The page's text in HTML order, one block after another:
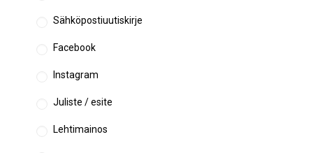
Sähköpostiuutiskirje
Facebook
Instagram
Juliste / esite
Lehtimainos